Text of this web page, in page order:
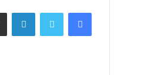
فيسبوك تويتر